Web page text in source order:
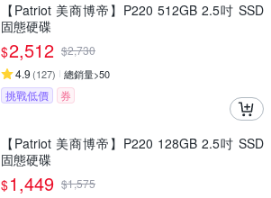
【Patriot 美商博帝】P220 512GB 2.5吋 SSD
固態硬碟
$2,512 $2,730
4.9 (127) 總銷量>50
挑戰低價 券
【Patriot 美商博帝】P220 128GB 2.5吋 SSD
固態硬碟
$1,449 $1,575